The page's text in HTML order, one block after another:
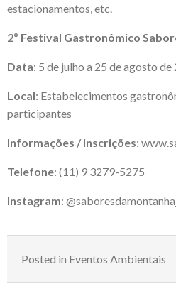
estacionamentos, etc.
2º Festival Gastronômico
Data: 5 de julho a 25 de agosto de
Local: Estabelecimentos
participantes
Informações / Inscrições:
Telefone: (11) 9 3279-5275
Instagram:
Posted in Eventos Ambientais